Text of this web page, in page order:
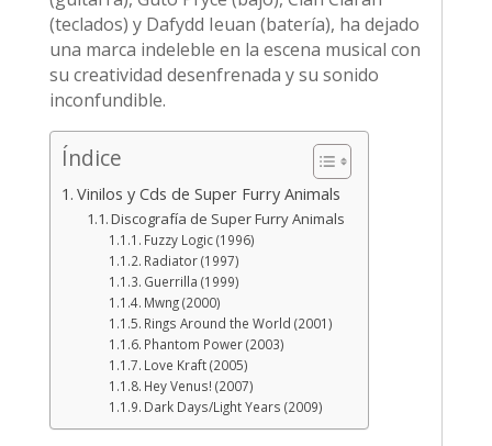
(teclados) y Dafydd Ieuan (batería), ha dejado
una marca indeleble en la escena musical con
su creatividad desenfrenada y su sonido
inconfundible.
Índice
Vinilos y Cds de Super Furry Animals
Discografía de Super Furry Animals
Fuzzy Logic (1996)
Radiator (1997)
Guerrilla (1999)
Mwng (2000)
Rings Around the World (2001)
Phantom Power (2003)
Love Kraft (2005)
Hey Venus! (2007)
Dark Days/Light Years (2009)